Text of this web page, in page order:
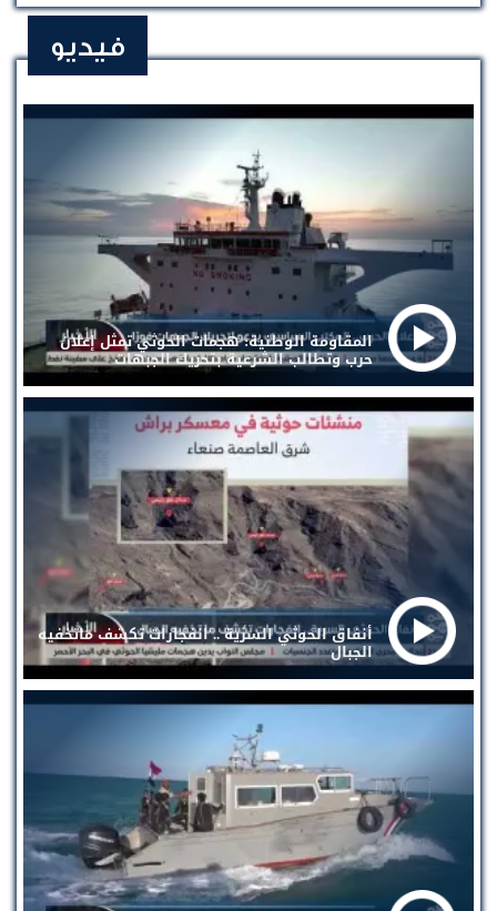
فيديو
المقاومة الوطنية: هجمات الحوثي تمثل إعلان
حرب وتطالب الشرعية بتحريك الجبهات
أنفاق الحوثي السرية .. انفجارات تكشف ماتخفيه
الجبال